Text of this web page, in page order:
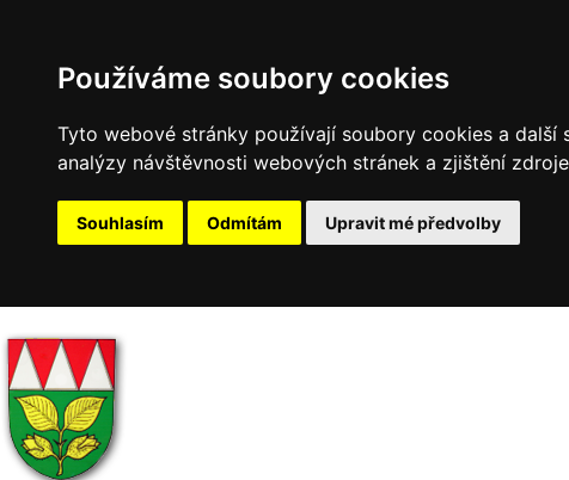
Používáme soubory cookies
Tyto webové stránky používají soubory cookies a další
analýzy návštěvnosti webových stránek a zjištění
Souhlasím Odmítám Upravit mé předvolby